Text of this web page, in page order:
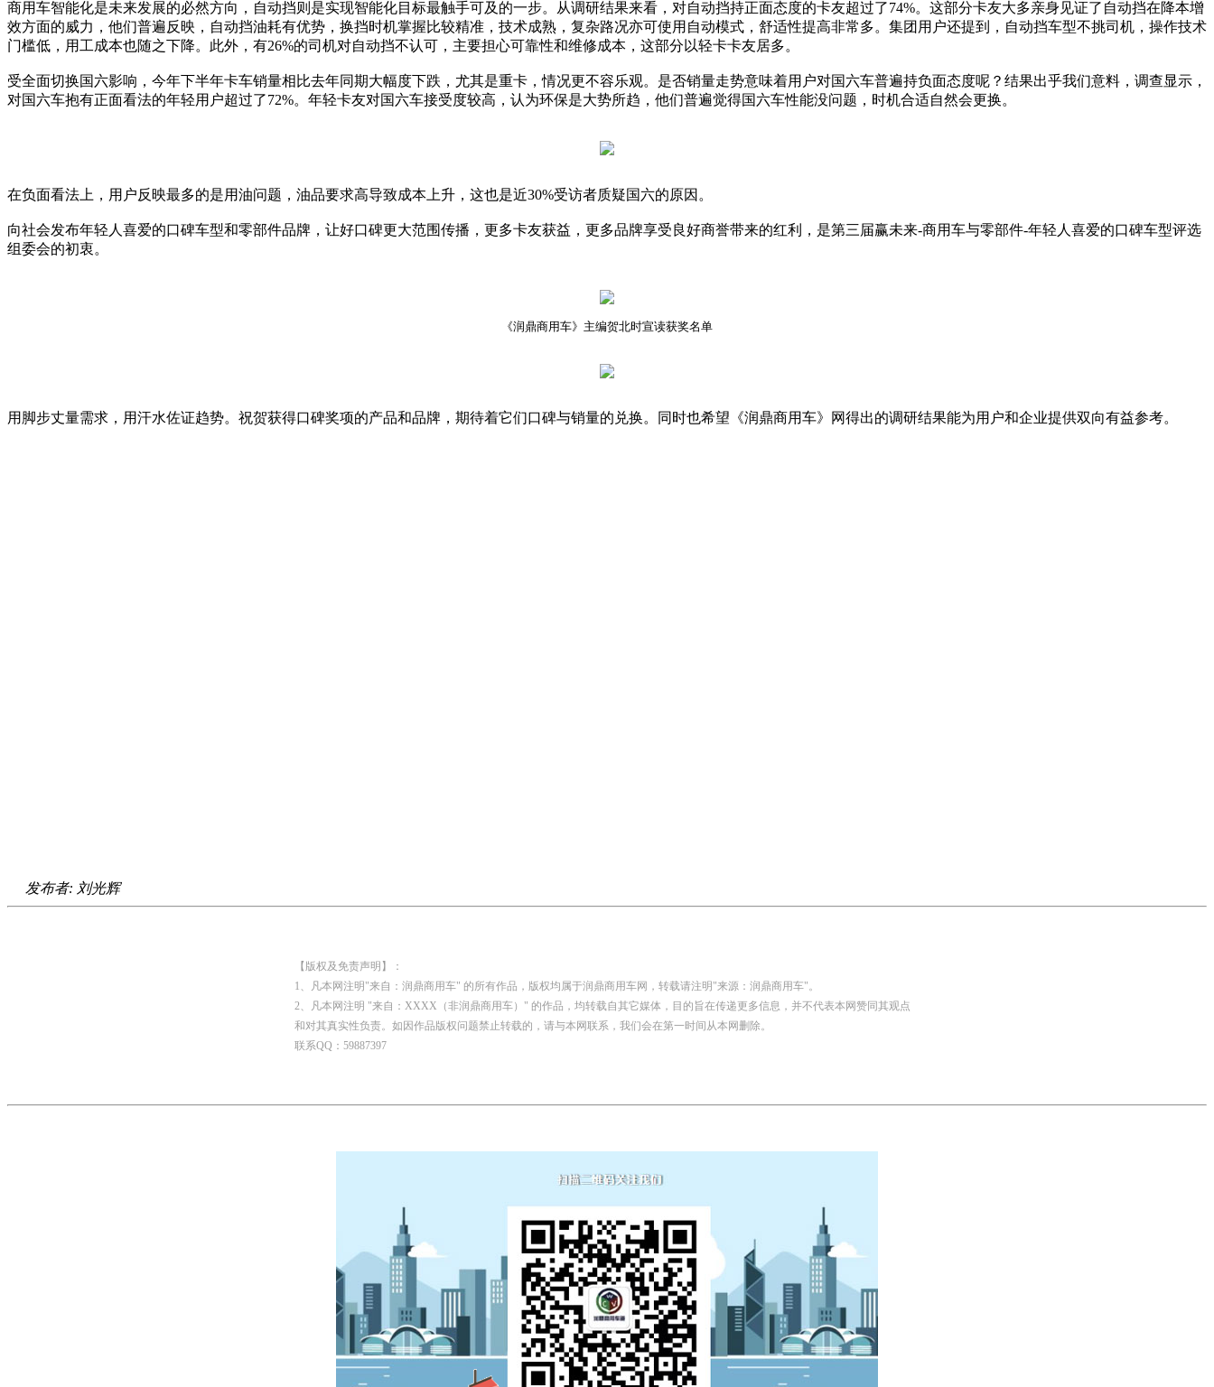
商用车智能化是未来发展的必然方向，自动挡则是实现智能化目标最触手可及的一步。从调研结果来看，对自动挡持正面态度的卡友超过了74%。这部分卡友大多亲身见证了自动挡在降本增
效方面的威力，他们普遍反映，自动挡油耗有优势，换挡时机掌握比较精准，技术成熟，复杂路况亦可使用自动模式，舒适性提高非常多。集团用户还提到，自动挡车型不挑司机，操作技术
门槛低，用工成本也随之下降。此外，有26%的司机对自动挡不认可，主要担心可靠性和维修成本，这部分以轻卡卡友居多。
受全面切换国六影响，今年下半年卡车销量相比去年同期大幅度下跌，尤其是重卡，情况更不容乐观。是否销量走势意味着用户对国六车普遍持负面态度呢？结果出乎我们意料，调查显示，
对国六车抱有正面看法的年轻用户超过了72%。年轻卡友对国六车接受度较高，认为环保是大势所趋，他们普遍觉得国六车性能没问题，时机合适自然会更换。
在负面看法上，用户反映最多的是用油问题，油品要求高导致成本上升，这也是近30%受访者质疑国六的原因。
向社会发布年轻人喜爱的口碑车型和零部件品牌，让好口碑更大范围传播，更多卡友获益，更多品牌享受良好商誉带来的红利，是第三届赢未来-商用车与零部件-年轻人喜爱的口碑车型评选
组委会的初衷。
《润鼎商用车》主编贺北时宣读获奖名单
用脚步丈量需求，用汗水佐证趋势。祝贺获得口碑奖项的产品和品牌，期待着它们口碑与销量的兑换。同时也希望《润鼎商用车》网得出的调研结果能为用户和企业提供双向有益参考。
发布者: 刘光辉
【版权及免责声明】：
1、凡本网注明"来自：润鼎商用车" 的所有作品，版权均属于润鼎商用车网，转载请注明"来源：润鼎商用车"。
2、凡本网注明 "来自：XXXX（非润鼎商用车）" 的作品，均转载自其它媒体，目的旨在传递更多信息，并不代表本网赞同其观点
和对其真实性负责。如因作品版权问题禁止转载的，请与本网联系，我们会在第一时间从本网删除。
联系QQ：59887397